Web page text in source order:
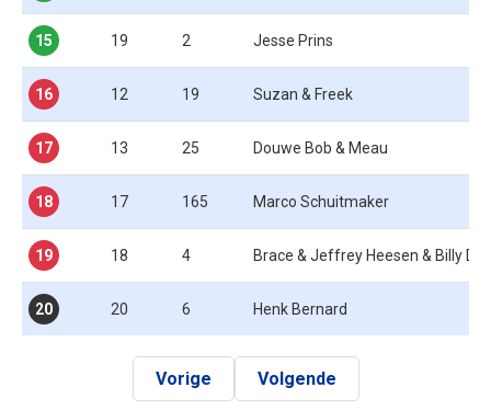
15 19 2 Jesse Prins
16 12 19 Suzan & Freek
17 13 25 Douwe Bob & Meau
18 17 165 Marco Schuitmaker
19 18 4 Brace & Jeffrey Heesen & Billy
20 20 6 Henk Bernard
Vorige Volgende